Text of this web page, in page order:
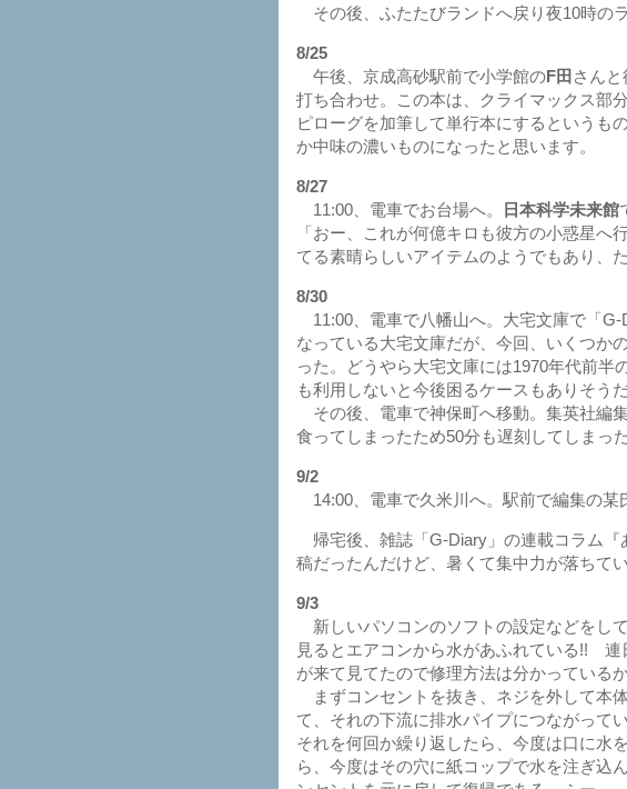
その後、ふたたびランドへ戻り夜10時の
8/25
午後、京成高砂駅前で小学館のF田 さん
打ち合わせ。この本は、クライマックス部
ピローグを加筆して単行本にするというも
か中味の濃いものになったと思います。
8/27
11:00、電車でお台場へ。
日本科学未来館
「おー、これが何億キロも彼方の小惑星
てる素晴らしいアイテムのようでもあり、
8/30
11:00、電車で八幡山へ。大宅文庫で「
なっている大宅文庫だが、今回、いくつか
った。どうやら大宅文庫には1970年代前
も利用しないと今後困るケースもありそうだ
その後、電車で神保町へ移動。集英社編
食ってしまったため50分も遅刻してしまっ
9/2
14:00、電車で久米川へ。駅前で編集の某
帰宅後、雑誌「G-Diary」の連載コラム『
稿だったんだけど、暑くて集中力が落ちて
9/3
新しいパソコンのソフトの設定などをし
見るとエアコンから水があふれている!! 連
が来て見てたので修理方法は分かっている
まずコンセントを抜き、ネジを外して本
て、それの下流に排水パイプにつながって
それを何回か繰り返したら、今度は口に
ら、今度はその穴に紙コップで水を注ぎ込